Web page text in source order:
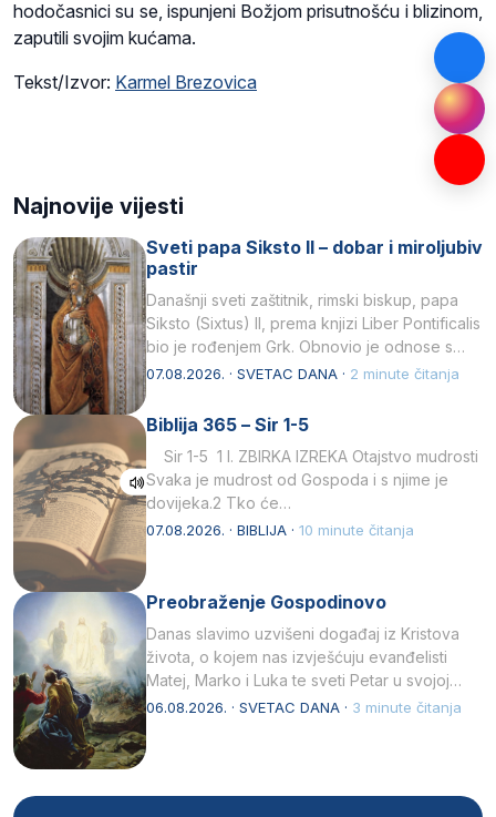
hodočasnici su se, ispunjeni Božjom prisutnošću i blizinom,
zaputili svojim kućama.
Tekst/Izvor: Karmel Brezovica
Najnovije vijesti
Sveti papa Siksto II – dobar i miroljubiv
pastir
Današnji sveti zaštitnik, rimski biskup, papa
Siksto (Sixtus) II, prema knjizi Liber Pontificalis
bio je rođenjem Grk. Obnovio je odnose s
afričkim…
07.08.2026. · SVETAC DANA · 2 minute čitanja
Biblija 365 – Sir 1-5
Sir 1-5 1 I. ZBIRKA IZREKA Otajstvo mudrosti
Svaka je mudrost od Gospoda i s njime je
dovijeka.2 Tko će…
07.08.2026. · BIBLIJA · 10 minute čitanja
Preobraženje Gospodinovo
Danas slavimo uzvišeni događaj iz Kristova
života, o kojem nas izvješćuju evanđelisti
Matej, Marko i Luka te sveti Petar u svojoj
drugoj…
06.08.2026. · SVETAC DANA · 3 minute čitanja